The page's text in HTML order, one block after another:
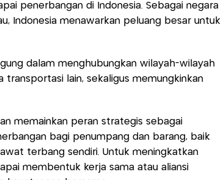
penerbangan di Indonesia. Sebagai negara
Indonesia menawarkan peluang besar untuk
dalam menghubungkan wilayah-wilayah
lain, sekaligus memungkinkan
memainkan peran strategis sebagai
bagi penumpang dan barang, baik
terbang sendiri. Untuk meningkatkan
membentuk kerja sama atau aliansi